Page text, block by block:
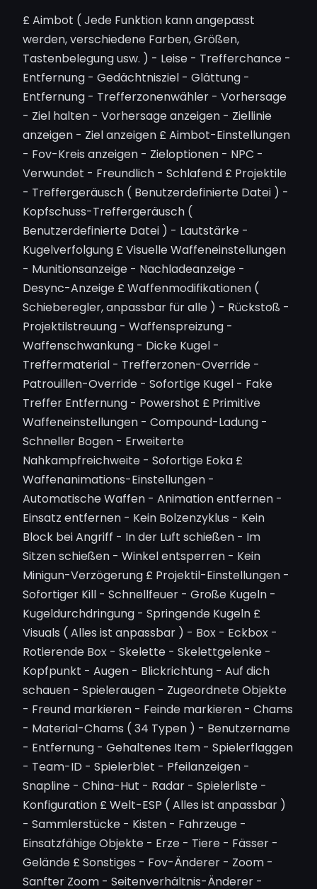
£ Aimbot ( Jede Funktion kann angepasst
werden, verschiedene Farben, Größen,
Tastenbelegung usw. ) - Leise - Trefferchance -
Entfernung - Gedächtnisziel - Glättung -
Entfernung - Trefferzonenwähler - Vorhersage
- Ziel halten - Vorhersage anzeigen - Ziellinie
anzeigen - Ziel anzeigen £ Aimbot-Einstellungen
- Fov-Kreis anzeigen - Zieloptionen - NPC -
Verwundet - Freundlich - Schlafend £ Projektile
- Treffergeräusch ( Benutzerdefinierte Datei ) -
Kopfschuss-Treffergeräusch (
Benutzerdefinierte Datei ) - Lautstärke -
Kugelverfolgung £ Visuelle Waffeneinstellungen
- Munitionsanzeige - Nachladeanzeige -
Desync-Anzeige £ Waffenmodifikationen (
Schieberegler, anpassbar für alle ) - Rückstoß -
Projektilstreuung - Waffenspreizung -
Waffenschwankung - Dicke Kugel -
Treffermaterial - Trefferzonen-Override -
Patrouillen-Override - Sofortige Kugel - Fake
Treffer Entfernung - Powershot £ Primitive
Waffeneinstellungen - Compound-Ladung -
Schneller Bogen - Erweiterte
Nahkampfreichweite - Sofortige Eoka £
Waffenanimations-Einstellungen -
Automatische Waffen - Animation entfernen -
Einsatz entfernen - Kein Bolzenzyklus - Kein
Block bei Angriff - In der Luft schießen - Im
Sitzen schießen - Winkel entsperren - Kein
Minigun-Verzögerung £ Projektil-Einstellungen -
Sofortiger Kill - Schnellfeuer - Große Kugeln -
Kugeldurchdringung - Springende Kugeln £
Visuals ( Alles ist anpassbar ) - Box - Eckbox -
Rotierende Box - Skelette - Skelettgelenke -
Kopfpunkt - Augen - Blickrichtung - Auf dich
schauen - Spieleraugen - Zugeordnete Objekte
- Freund markieren - Feinde markieren - Chams
- Material-Chams ( 34 Typen ) - Benutzername
- Entfernung - Gehaltenes Item - Spielerflaggen
- Team-ID - Spielerblet - Pfeilanzeigen -
Snapline - China-Hut - Radar - Spielerliste -
Konfiguration £ Welt-ESP ( Alles ist anpassbar )
- Sammlerstücke - Kisten - Fahrzeuge -
Einsatzfähige Objekte - Erze - Tiere - Fässer -
Gelände £ Sonstiges - Fov-Änderer - Zoom -
Sanfter Zoom - Seitenverhältnis-Änderer -